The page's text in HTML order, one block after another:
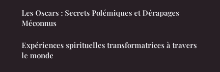
Les Oscars : Secrets Polémiques et Dérapages
Méconnus
Expériences spirituelles transformatrices à travers
le monde